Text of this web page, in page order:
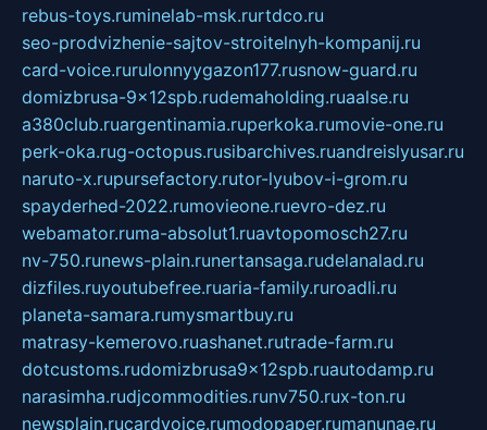
rebus-toys.ruminelab-msk.rurtdco.ru
seo-prodvizhenie-sajtov-stroitelnyh-kompanij.ru
card-voice.rurulonnyygazon177.rusnow-guard.ru
domizbrusa-9x12spb.rudemaholding.ruaalse.ru
a380club.ruargentinamia.ruperkoka.rumovie-one.ru
perk-oka.rug-octopus.rusibarchives.ruandreislyusar.ru
naruto-x.rupursefactory.rutor-lyubov-i-grom.ru
spayderhed-2022.rumovieone.ruevro-dez.ru
webamator.ruma-absolut1.ruavtopomosch27.ru
nv-750.runews-plain.runertansaga.rudelanalad.ru
dizfiles.ruyoutubefree.ruaria-family.ruroadli.ru
planeta-samara.rumysmartbuy.ru
matrasy-kemerovo.ruashanet.rutrade-farm.ru
dotcustoms.rudomizbrusa9x12spb.ruautodamp.ru
narasimha.rudjcommodities.runv750.rux-ton.ru
newsplain.rucardvoice.rumodopaper.rumanunae.ru